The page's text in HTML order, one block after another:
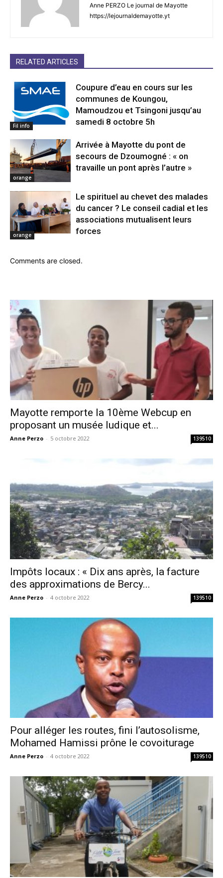
Anne PERZO Le journal de Mayotte
https://lejournaldemayotte.yt
RELATED ARTICLES
Fil info
Coupure d’eau en cours sur les
communes de Koungou,
Mamoudzou et Tsingoni jusqu’au
samedi 8 octobre 5h
orange
Arrivée à Mayotte du pont de
secours de Dzoumogné : « on
travaille un pont après l’autre »
orange
Le spirituel au chevet des malades
du cancer ? Le conseil cadial et les
associations mutualisent leurs
forces
Comments are closed.
Mayotte remporte la 10ème Webcup en
proposant un musée ludique et...
Anne Perzo - 5 octobre 2022 139510
Impôts locaux : « Dix ans après, la facture
des approximations de Bercy...
Anne Perzo - 4 octobre 2022 139510
Pour alléger les routes, fini l’autosolisme,
Mohamed Hamissi prône le covoiturage
Anne Perzo - 4 octobre 2022 139510